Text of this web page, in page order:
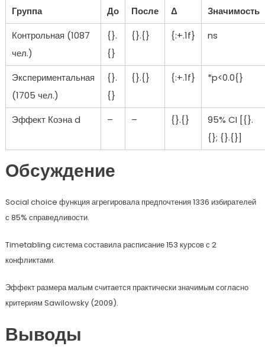
Группа До После Δ
Значимость
Контрольная (1087
чел.)
{}.
{}
{}.{} {:+.1f} ns
Экспериментальная
(1705 чел.)
{}.
{}
{}.{} {:+.1f} *p<0.0{}
Эффект Коэна d – – {}.{}
95% CI [{}.
{}; {}.{}]
Обсуждение
Social choice функция агрегировала предпочтения 1336 избирателей
с 85% справедливости.
Timetabling система составила расписание 153 курсов с 2
конфликтами.
Эффект размера малым считается практически значимым согласно
критериям Sawilowsky (2009).
Выводы